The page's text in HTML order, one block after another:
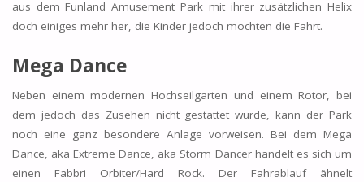
aus dem Funland Amusement Park mit ihrer zusätzlichen Helix
doch einiges mehr her, die Kinder jedoch mochten die Fahrt.
Mega Dance
Neben einem modernen Hochseilgarten und einem Rotor, bei
dem jedoch das Zusehen nicht gestattet wurde, kann der Park
noch eine ganz besondere Anlage vorweisen. Bei dem Mega
Dance, aka Extreme Dance, aka Storm Dancer handelt es sich um
einen Fabbri Orbiter/Hard Rock. Der Fahrablauf ähnelt